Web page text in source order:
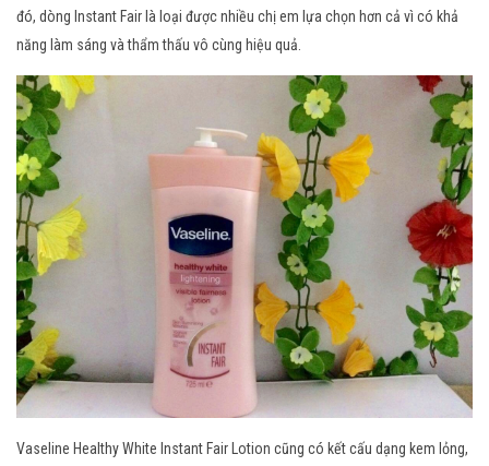
đó, dòng Instant Fair là loại được nhiều chị em lựa chọn hơn cả vì có khả
năng làm sáng và thẩm thấu vô cùng hiệu quả.
Vaseline Healthy White Instant Fair Lotion cũng có kết cấu dạng kem lỏng,